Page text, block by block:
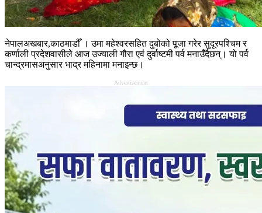
नेपालअखबार,काठमाडौँ । उमा महेश्वरसहित दुबोको पूजा गरेर सुदूरपश्चिम र
कर्णाली प्रदेशवासीले आज उज्याली गौरा एवं दुर्वाष्टमी पर्व मनाउँदैछन्। यो पर्व
चान्द्रमासअनुसार भाद्र महिनामा मनाइन्छ।
Advertisement